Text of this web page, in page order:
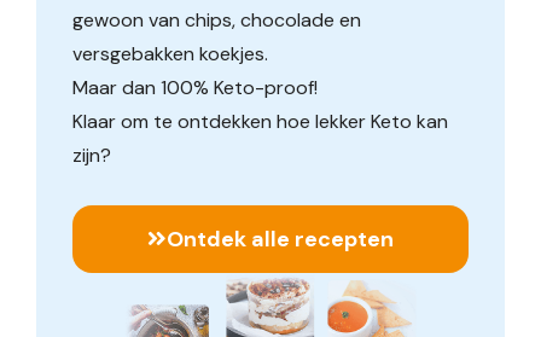
gewoon van chips, chocolade en
versgebakken koekjes.
Maar dan 100% Keto-proof!
Klaar om te ontdekken hoe lekker Keto kan
zijn?
Ontdek alle recepten